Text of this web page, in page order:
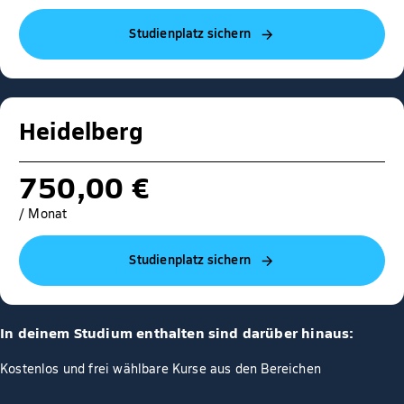
Studienplatz sichern
Heidelberg
750,00 €
/ Monat
Studienplatz sichern
In deinem Studium enthalten sind darüber hinaus:
Kostenlos und frei wählbare Kurse aus den Bereichen